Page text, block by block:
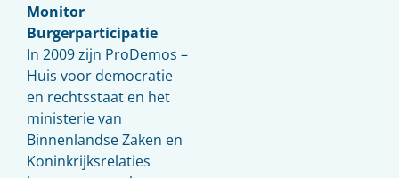
Monitor
Burgerparticipatie
In 2009 zijn ProDemos –
Huis voor democratie
en rechtsstaat en het
ministerie van
Binnenlandse Zaken en
Koninkrijksrelaties